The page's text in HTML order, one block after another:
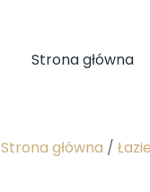
Strona główna
Strona główna /